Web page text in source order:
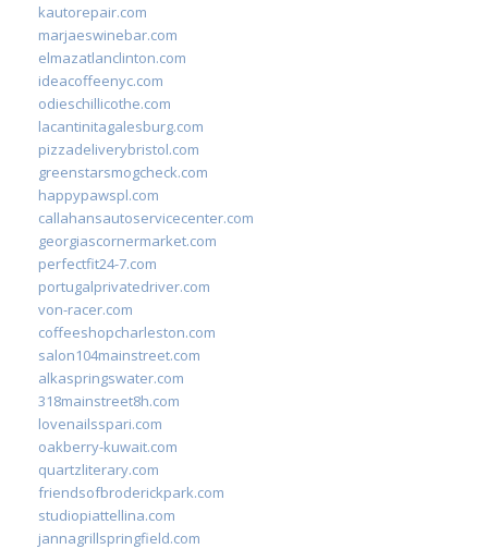
kautorepair.com
marjaeswinebar.com
elmazatlanclinton.com
ideacoffeenyc.com
odieschillicothe.com
lacantinitagalesburg.com
pizzadeliverybristol.com
greenstarsmogcheck.com
happypawspl.com
callahansautoservicecenter.com
georgiascornermarket.com
perfectfit24-7.com
portugalprivatedriver.com
von-racer.com
coffeeshopcharleston.com
salon104mainstreet.com
alkaspringswater.com
318mainstreet8h.com
lovenailsspari.com
oakberry-kuwait.com
quartzliterary.com
friendsofbroderickpark.com
studiopiattellina.com
jannagrillspringfield.com